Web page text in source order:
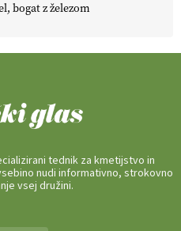
bogat z železom
tednik za kmetijstvo in
nudi informativno, strokovno
vsej družini.